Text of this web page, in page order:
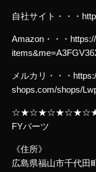
自社サイト・・・
Amazon・・・
メルカリ・・・
shops.com/shops/
FYパーツ
《住所》
広島県福山市千代田